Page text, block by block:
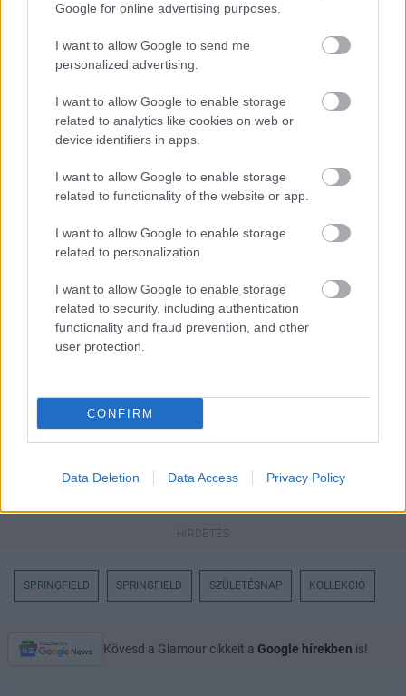
Google for online advertising purposes.
I want to allow Google to send me
personalized advertising.
I want to allow Google to enable storage
related to analytics like cookies on web or
device identifiers in apps.
I want to allow Google to enable storage
related to functionality of the website or app.
I want to allow Google to enable storage
related to personalization.
I want to allow Google to enable storage
related to security, including authentication
functionality and fraud prevention, and other
user protection.
CONFIRM
Data Deletion Data Access Privacy Policy
Messengeren
keresőben könnyebben megtaláld a
glamour.hu cikkeit
SPRINGFIELD SPRINGFIELD SZÜLETÉSNAP KOLLEKCIÓ
Kövesd a Glamour cikkeit a Google hírekben is!